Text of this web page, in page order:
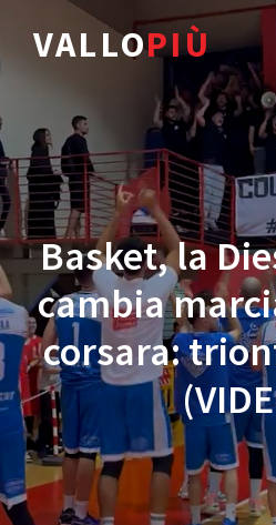
VALLOPIÙ
Basket, la
cambia
corsara: